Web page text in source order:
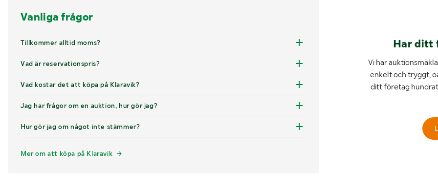
Vanliga frågor
Tillkommer alltid moms?
Vad är reservationspris?
Vad kostar det att köpa på Klaravik?
Jag har frågor om en auktion, hur gör jag?
Hur gör jag om något inte stämmer?
Mer om att köpa på Klaravik
Har ditt
Vi har
enkelt och tryggt,
ditt företag